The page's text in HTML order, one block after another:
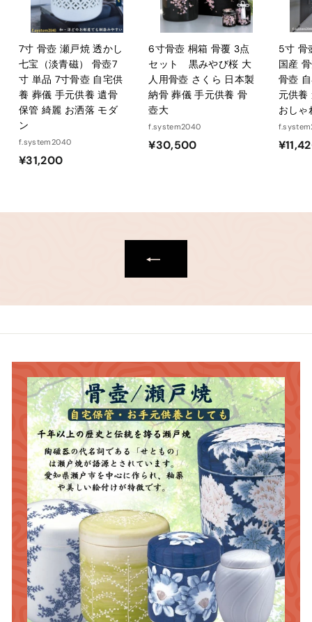
7寸 骨壺 瀬戸焼 透かし
七宝（淡青磁） 骨壺7
寸 単品 7寸骨壺 自宅供
養 葬儀 手元供養 遺骨
保管 綺麗 お洒落 モダ
ン
f.system2040
¥31,200¥
,
6寸骨壺 桐箱 骨覆 3点
セット 黒みやび桜 大
人用骨壺 さくら 日本製
納骨 葬儀 手元供養 骨
壺大
f.system2040
¥30,500¥
5
5寸 骨
国産
骨壺
元供養
おしゃ